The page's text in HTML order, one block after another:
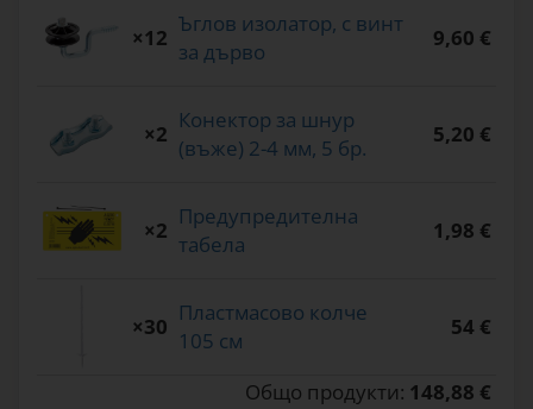
×12
Ъглов изолатор, с винт
за дърво
9,60 €
×2
Конектор за шнур
(въже) 2-4 мм, 5 бр.
5,20 €
×2
Предупредителна
табела
1,98 €
×30
Пластмасово колче
105 см
54 €
Общо продукти: 148,88 €